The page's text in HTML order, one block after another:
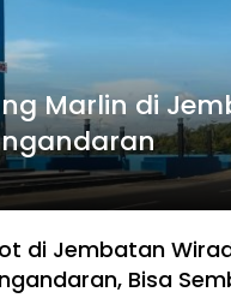
Marlin di
di Jembatan
Bisa